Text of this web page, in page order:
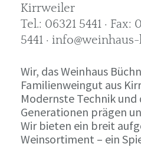
Kirrweiler
Tel.: 06321 5441 · Fax:
5441 ·
Wir, das Weinhaus
Familienweingut aus
Modernste Technik
Generationen prägen
Wir bieten ein breit
Weinsortiment – ein